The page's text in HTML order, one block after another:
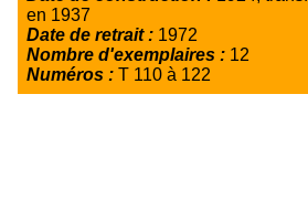
en 1937
Date de retrait : 1972
Nombre d'exemplaires : 12
Numéros : T 110 à 122